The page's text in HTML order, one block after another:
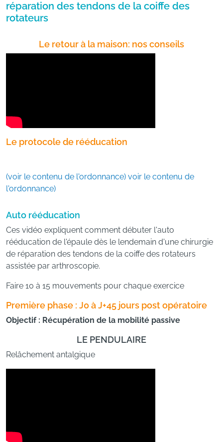
réparation des tendons de la coiffe des
rotateurs
Le retour à la maison: nos conseils
Le protocole de rééducation
(voir le contenu de l'ordonnance) voir le contenu de
l'ordonnance)
Auto rééducation
Ces vidéo expliquent comment débuter l'auto
rééducation de l'épaule dès le lendemain d'une chirurgie
de réparation des tendons de la coiffe des rotateurs
assistée par arthroscopie.
Faire 10 à 15 mouvements pour chaque exercice
Première phase : J0 à J+45 jours post opératoire
Objectif : Récupération de la mobilité passive
LE PENDULAIRE
Relâchement antalgique